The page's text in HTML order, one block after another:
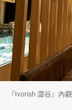
『Ivorish 澀谷』內觀